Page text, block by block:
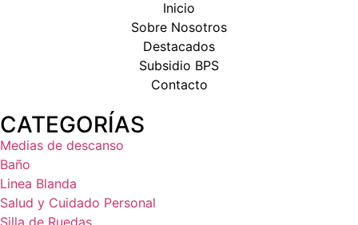
Inicio
Sobre Nosotros
Destacados
Subsidio BPS
Contacto
CATEGORÍAS
Medias de descanso
Baño
Linea Blanda
Salud y Cuidado Personal
Silla de Ruedas